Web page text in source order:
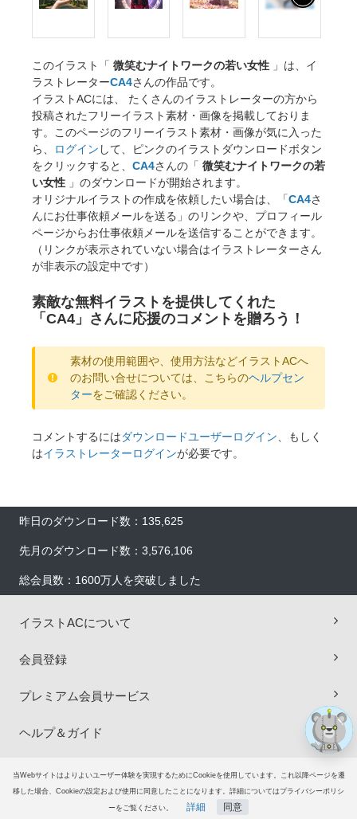
当Webサイトはよりよいユーザー体験を実現するためにCookieを使用しています。これ以降ページを遷
移した場合、Cookieの設定および使用に同意したことになります。詳細についてはプライバシーポリシ
ーをご覧ください。 詳細 同意
このイラスト「 微笑むナイトワークの若い女性 」は、イ
ラストレーターCA4さんの作品です。
イラストACには、 たくさんのイラストレーターの方から
投稿されたフリーイラスト素材・画像を掲載しておりま
す。このページのフリーイラスト素材・画像が気に入った
ら、
ログイン して、ピンクのイラストダウンロードボタン
をクリックすると、 CA4さんの「 微笑むナイトワークの若
い女性 」のダウンロードが開始されます。
オリジナルイラストの作成を依頼したい場合は、「CA4さ
んにお仕事依頼メールを送る」のリンクや、プロフィール
ページからお仕事依頼メールを送信することができます。
（リンクが表示されていない場合はイラストレーターさん
が非表示の設定中です）
素敵な無料イラストを提供してくれた
「CA4」さんに応援のコメントを贈ろう！
素材の使用範囲や、使用方法などイラストACへ
のお問い合せについては、こちらのヘルプセン
ターをご確認ください。
コメントするにはダウンロードユーザーログイン 、もしく
はイラストレーターログインが必要です。
昨日のダウンロード数：135,625
先月のダウンロード数：3,576,106
総会員数：1600万人を突破しました
イラストACについて
会員登録
プレミアム会員サービス
ヘルプ＆ガイド
グループサイト
ご意見・ご要望